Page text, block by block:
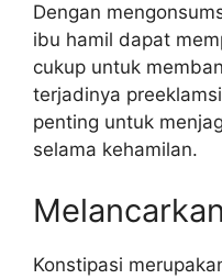
Dengan
ibu hamil dapat
cukup untuk
terjadinya
penting untuk
selama kehamilan.
Konstipasi